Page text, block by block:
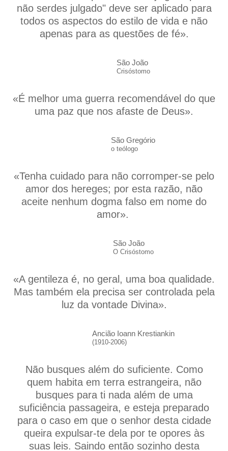
não serdes julgado" deve ser aplicado para
todos os aspectos do estilo de vida e não
apenas para as questões de fé».
São João
Crisóstomo
«É melhor uma guerra recomendável do que
uma paz que nos afaste de Deus».
São Gregório
o teólogo
«Tenha cuidado para não corromper-se pelo
amor dos hereges; por esta razão, não
aceite nenhum dogma falso em nome do
amor».
São João
O Crisóstomo
«A gentileza é, no geral, uma boa qualidade.
Mas também ela precisa ser controlada pela
luz da vontade Divina».
Ancião Ioann Krestiankin
(1910-2006)
Não busques além do suficiente. Como
quem habita em terra estrangeira, não
busques para ti nada além de uma
suficiência passageira, e esteja preparado
para o caso em que o senhor desta cidade
queira expulsar-te dela por te opores às
suas leis. Saindo então sozinho desta